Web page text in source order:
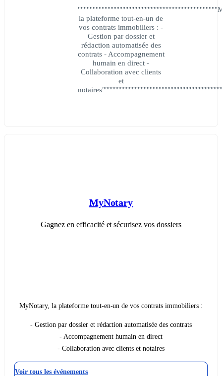
la plateforme tout-en-un de
vos contrats immobiliers : -
Gestion par dossier et
rédaction automatisée des
contrats - Accompagnement
humain en direct -
Collaboration avec clients
et
MyNotary
Gagnez en efficacité et sécurisez vos dossiers
MyNotary, la plateforme tout-en-un de vos contrats immobiliers :
- Gestion par dossier et rédaction automatisée des contrats
- Accompagnement humain en direct
- Collaboration avec clients et notaires
Voir tous les événements